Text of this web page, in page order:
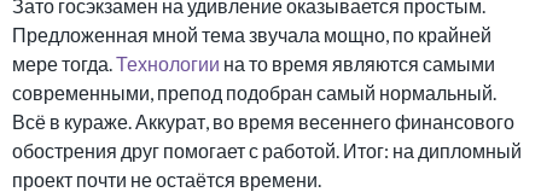
Зато госэкзамен на удивление оказывается простым.
Предложенная мной тема звучала мощно, по крайней
мере тогда. Технологии на то время являются самыми
современными, препод подобран самый нормальный.
Всё в кураже. Аккурат, во время весеннего финансового
обострения друг помогает с работой. Итог: на дипломный
проект почти не остаётся времени.